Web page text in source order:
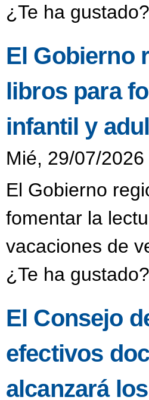
¿Te ha
El Gobierno
libros para
infantil y
Mié, 29/07/
El Gobierno
fomentar la
vacaciones de
¿Te ha
El Consejo
efectivos
alcanzará